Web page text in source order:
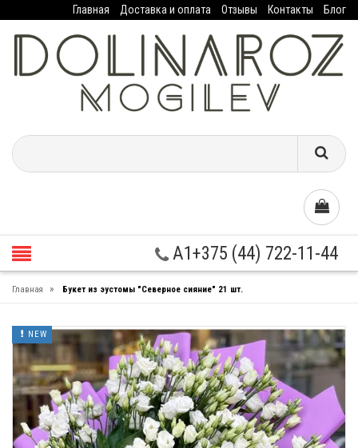
Главная Доставка и оплата Отзывы Контакты Блог
A1+375 (44) 722-11-44
Главная » Букет из эустомы "Северное сияние" 21 шт.
NEW